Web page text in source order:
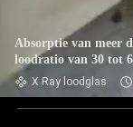
Absorptie van meer
loodratio van 30 tot
keuzes voor klinische
X Ray loodglas